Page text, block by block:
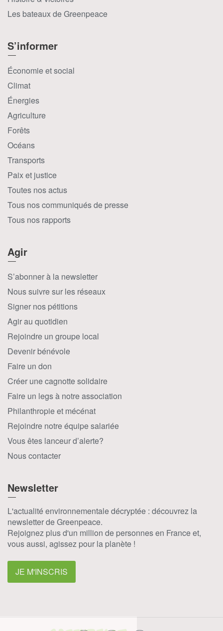
Les bateaux de Greenpeace
S’informer
Économie et social
Climat
Énergies
Agriculture
Forêts
Océans
Transports
Paix et justice
Toutes nos actus
Tous nos communiqués de presse
Tous nos rapports
Agir
S’abonner à la newsletter
Nous suivre sur les réseaux
Signer nos pétitions
Agir au quotidien
Rejoindre un groupe local
Devenir bénévole
Faire un don
Créer une cagnotte solidaire
Faire un legs à notre association
Philanthropie et mécénat
Rejoindre notre équipe salariée
Vous êtes lanceur d’alerte?
Nous contacter
Newsletter
L'actualité environnementale décryptée : découvrez la
newsletter de Greenpeace.
Rejoignez plus d'un million de personnes en France et,
vous aussi, agissez pour la planète !
JE M'INSCRIS